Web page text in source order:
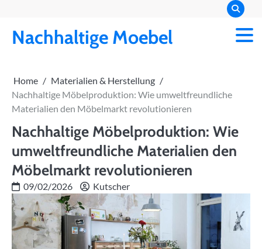
content
Nachhaltige Moebel
Home
Materialien & Herstellung
Nachhaltige Möbelproduktion: Wie umweltfreundliche
Materialien den Möbelmarkt revolutionieren
Nachhaltige Möbelproduktion: Wie
umweltfreundliche Materialien den
Möbelmarkt revolutionieren
09/02/2026 Kutscher